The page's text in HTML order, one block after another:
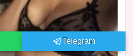
Telegram